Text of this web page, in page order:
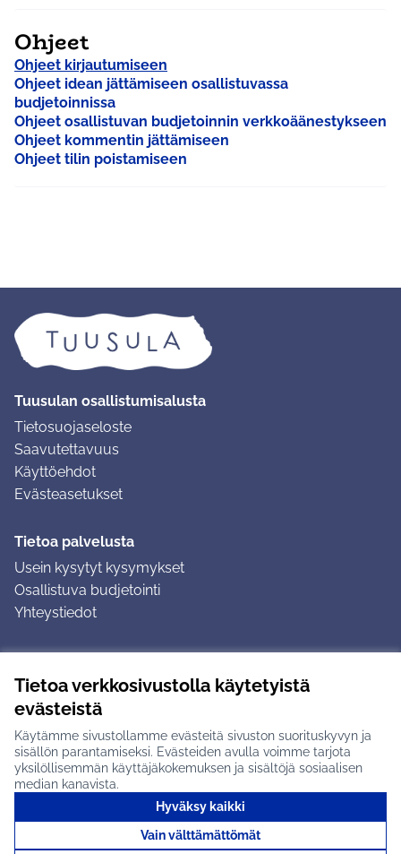
Tietoa verkkosivustolla käytetyistä
evästeistä
Käytämme sivustollamme evästeitä sivuston suorituskyvyn ja
sisällön parantamiseksi. Evästeiden avulla voimme tarjota
yksilöllisemmän käyttäjäkokemuksen ja sisältöjä sosiaalisen
median kanavista.
Hyväksy kaikki
Vain välttämättömät
Ohjeet
Ohjeet kirjautumiseen
Ohjeet idean jättämiseen osallistuvassa
budjetoinnissa
Ohjeet osallistuvan budjetoinnin verkkoäänestykseen
Ohjeet kommentin jättämiseen
Ohjeet tilin poistamiseen
Tuusulan osallistumisalusta
Tietosuojaseloste
Saavutettavuus
Käyttöehdot
Evästeasetukset
Tietoa palvelusta
Usein kysytyt kysymykset
Osallistuva budjetointi
Yhteystiedot
Ohjeet kirjautumiseen
Ohjeet kommentin jättämiseen
Creative Commons -lisenssi
(Ulkoinen linkki)Verkkosivusto luotuvapaan ohjelmiston
Tuusulan osallistumisalusta X-palvelussa
(Ulkoinen linkki)